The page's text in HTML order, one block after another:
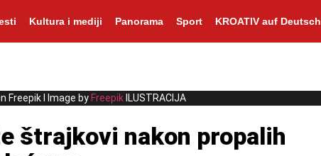
Kultura i mediji Panorama Sport KROATIV auf Deutsch
Freepik I Image by Freepik ILUSTRACIJA
štrajkovi nakon propalih